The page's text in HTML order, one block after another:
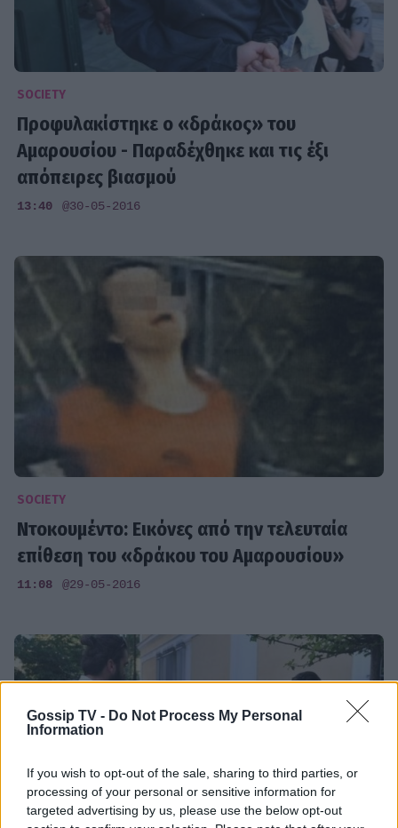
Gossip TV - Do Not Process My Personal
Information
If you wish to opt-out of the sale, sharing to third parties, or
processing of your personal or sensitive information for
targeted advertising by us, please use the below opt-out
SOCIETY
Προφυλακίστηκε ο «δράκος» του
Αμαρουσίου - Παραδέχθηκε και τις έξι
απόπειρες βιασμού
13:40 @30-05-2016
SOCIETY
Ντοκουμέντο: Εικόνες από την τελευταία
επίθεση του «δράκου του Αμαρουσίου»
11:08 @29-05-2016